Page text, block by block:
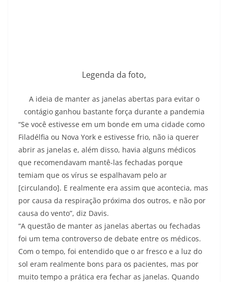
Legenda da foto,
A ideia de manter as janelas abertas para evitar o
contágio ganhou bastante força durante a pandemia
“Se você estivesse em um bonde em uma cidade como
Filadélfia ou Nova York e estivesse frio, não ia querer
abrir as janelas e, além disso, havia alguns médicos
que recomendavam mantê-las fechadas porque
temiam que os vírus se espalhavam pelo ar
[circulando]. E realmente era assim que acontecia, mas
por causa da respiração próxima dos outros, e não por
causa do vento”, diz Davis.
“A questão de manter as janelas abertas ou fechadas
foi um tema controverso de debate entre os médicos.
Com o tempo, foi entendido que o ar fresco e a luz do
sol eram realmente bons para os pacientes, mas por
muito tempo a prática era fechar as janelas. Quando